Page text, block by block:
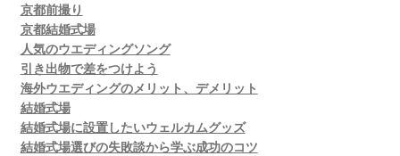
京都前撮り
京都結婚式場
人気のウエディングソング
引き出物で差をつけよう
海外ウエディングのメリット、デメリット
結婚式場
結婚式場に設置したいウェルカムグッズ
結婚式場選びの失敗談から学ぶ成功のコツ